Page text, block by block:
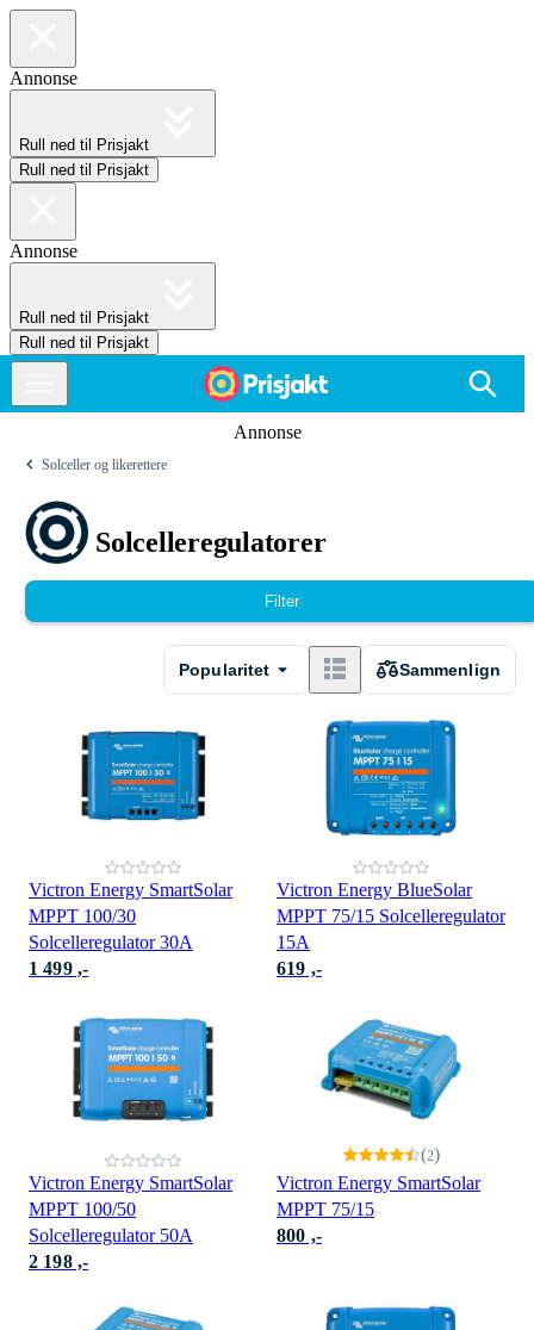
Annonse
Rull ned til Prisjakt
Rull ned til Prisjakt
Annonse
Rull ned til Prisjakt
Rull ned til Prisjakt
Annonse
Solceller og likerettere
Solcelleregulatorer
Filter
Popularitet Sammenlign
Victron Energy SmartSolar
MPPT 100/30
Solcelleregulator 30A
1 499 ,-
Victron Energy BlueSolar
MPPT 75/15 Solcelleregulator
15A
619 ,-
Victron Energy SmartSolar
MPPT 100/50
Solcelleregulator 50A
2 198 ,-
Victron Energy SmartSolar
MPPT 75/15
(2)
800 ,-